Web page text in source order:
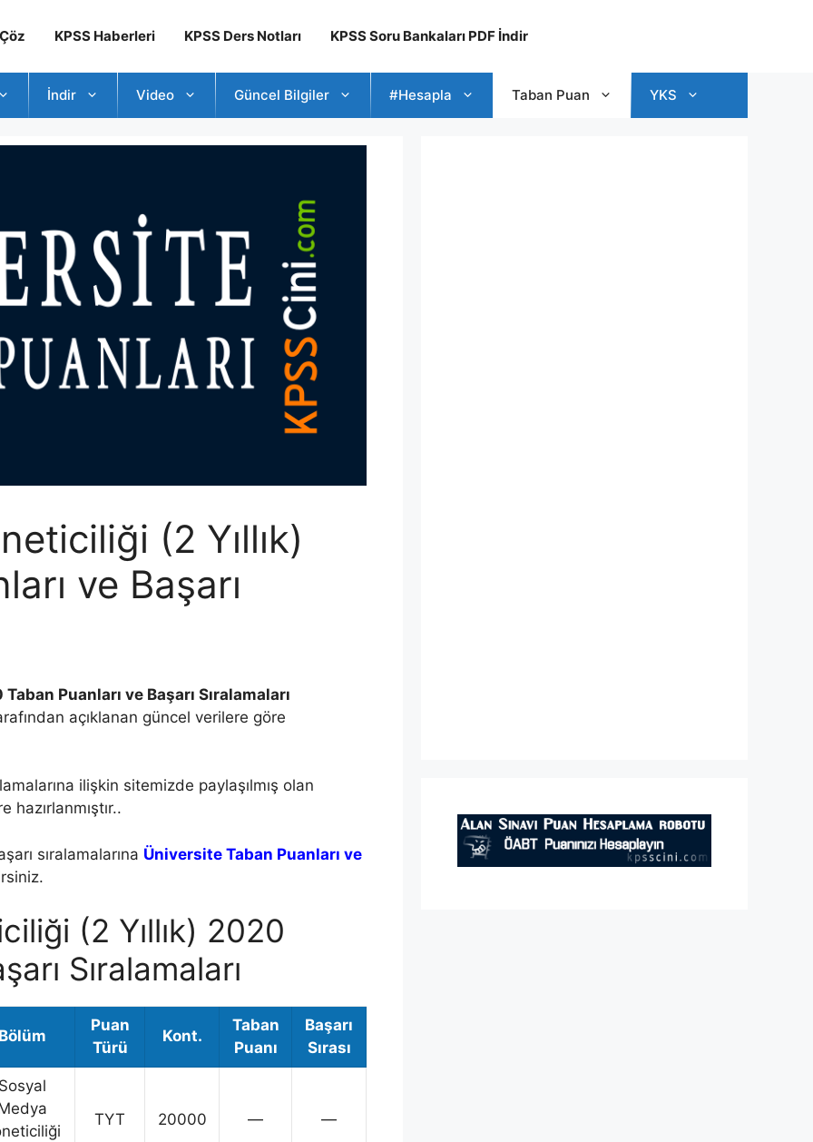
KPSS Haberleri KPSS Ders Notları KPSS Soru Bankaları PDF İndir
İndir Video Güncel Bilgiler #Hesapla Taban Puan YKS
(2 Yıllık)
ve Başarı
Puanları ve Başarı Sıralamaları
açıklanan güncel verilere göre
ilişkin sitemizde paylaşılmış olan
sıralamalarına Üniversite Taban Puanları ve
(2 Yıllık) 2020
Sıralamaları
Bölüm
Puan
Türü
Kont.
Taban
Puanı
Başarı
Sırası
Sosyal
TYT 20000 — —